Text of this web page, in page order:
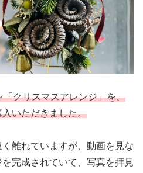
クリスマスアレンジ」を、
いただきました。
離れていますが、動画を見な
完成されていて、写真を拝見